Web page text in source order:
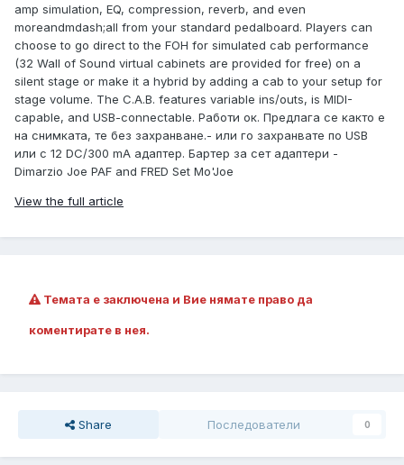
amp simulation, EQ, compression, reverb, and even
moreandmdash;all from your standard pedalboard. Players can
choose to go direct to the FOH for simulated cab performance
(32 Wall of Sound virtual cabinets are provided for free) on a
silent stage or make it a hybrid by adding a cab to your setup for
stage volume. The C.A.B. features variable ins/outs, is MIDI-
capable, and USB-connectable. Работи ок. Предлага се както е
на снимката, те без захранване.- или го захранвате по USB
или с 12 DC/300 mA адаптер. Бартер за сет адаптери -
Dimarzio Joe PAF and FRED Set Mo'Joe
View the full article
Темата е заключена и Вие нямате право да
коментирате в нея.
Share Последователи 0